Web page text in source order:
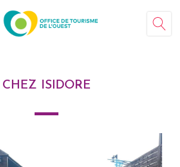
CHEZ ISIDORE